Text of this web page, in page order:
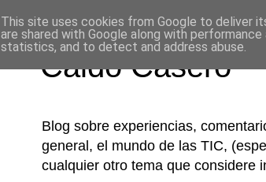
Caldo Casero
Blog sobre experiencias,
general, el mundo de las TIC,
cualquier otro tema que considere
This site uses cookies from Google to deliver
are shared with Google along with
statistics, and to detect and address abuse.